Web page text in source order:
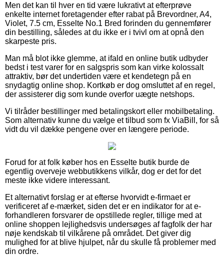
Men det kan til hver en tid være lukrativt at efterprøve
enkelte internet foretagender efter rabat på Brevordner, A4,
Violet, 7.5 cm, Esselte No.1 Bred forinden du gennemfører
din bestilling, således at du ikke er i tvivl om at opnå den
skarpeste pris.
Man må blot ikke glemme, at ifald en online butik udbyder
bedst i test varer for en salgspris som kan virke kolossalt
attraktiv, bør det undertiden være et kendetegn på en
snydagtig online shop. Kortkøb er dog omsluttet af en regel,
der assisterer dig som kunde overfor uægte netshops.
Vi tilråder bestillinger med betalingskort eller mobilbetaling.
Som alternativ kunne du vælge et tilbud som fx ViaBill, for så
vidt du vil dække pengene over en længere periode.
Forud for at folk køber hos en Esselte butik burde de
egentlig overveje webbutikkens vilkår, dog er det for det
meste ikke videre interessant.
Et alternativt forslag er at efterse hvorvidt e-firmaet er
verificeret af e-mærket, siden det er en indikator for at e-
forhandleren forsvarer de opstillede regler, tillige med at
online shoppen lejlighedsvis undersøges af fagfolk der har
nøje kendskab til vilkårene på området. Det giver dig
mulighed for at blive hjulpet, når du skulle få problemer med
din ordre.